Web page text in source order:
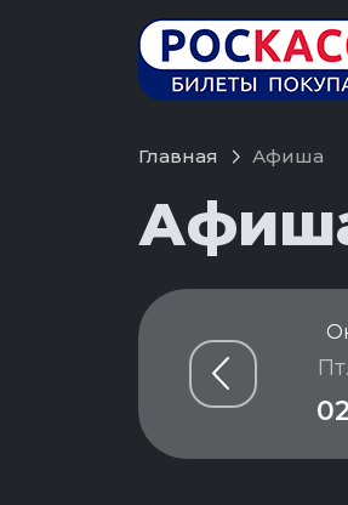
Главная Афиша
Афиша
Чт.
01
Пт.
02